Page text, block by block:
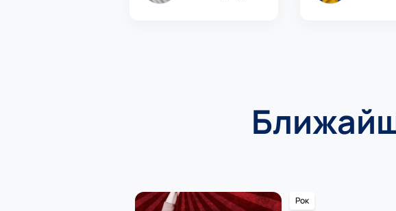
Рок